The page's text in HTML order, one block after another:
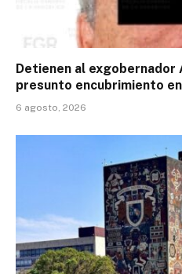
Detienen al
presunto encubrimiento
6 agosto, 2026